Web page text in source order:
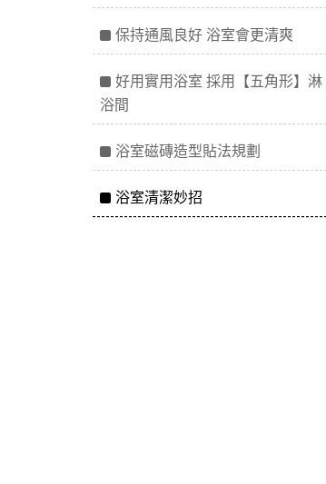
保持通風良好 浴室會更清爽
好用實用浴室 採用【五角形】淋
浴間
浴室磁磚造型貼法規劃
浴室清潔妙招